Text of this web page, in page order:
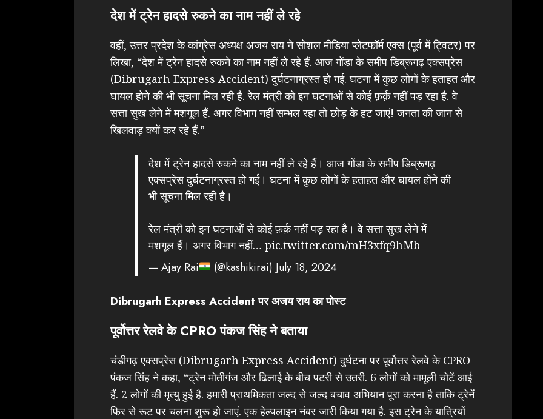
देश में ट्रेन हादसे रुकने का नाम नहीं ले रहे
वहीं, उत्तर प्रदेश के कांग्रेस अध्यक्ष अजय राय ने सोशल मीडिया प्लेटफॉर्म एक्स (पूर्व में ट्विटर) पर
लिखा, “देश में ट्रेन हादसे रुकने का नाम नहीं ले रहे हैं. आज गोंडा के समीप डिब्रूगढ़ एक्सप्रेस
(Dibrugarh Express Accident) दुर्घटनाग्रस्त हो गई. घटना में कुछ लोगों के हताहत और
घायल होने की भी सूचना मिल रही है. रेल मंत्री को इन घटनाओं से कोई फ़र्क़ नहीं पड़ रहा है. वे
सत्ता सुख लेने में मशगूल हैं. अगर विभाग नहीं सम्भल रहा तो छोड़ के हट जाएं! जनता की जान से
खिलवाड़ क्यों कर रहे हैं.”
देश में ट्रेन हादसे रुकने का नाम नहीं ले रहे हैं। आज गोंडा के समीप डिब्रूगढ़
एक्सप्रेस दुर्घटनाग्रस्त हो गई। घटना में कुछ लोगों के हताहत और घायल होने की
भी सूचना मिल रही है।
रेल मंत्री को इन घटनाओं से कोई फ़र्क़ नहीं पड़ रहा है। वे सत्ता सुख लेने में
मशगूल हैं। अगर विभाग नहीं… pic.twitter.com/mH3xfq9hMb
— Ajay Rai (@kashikirai) July 18, 2024
Dibrugarh Express Accident पर अजय राय का पोस्ट
पूर्वोत्तर रेलवे के CPRO पंकज सिंह ने बताया
चंडीगढ़ एक्सप्रेस (Dibrugarh Express Accident) दुर्घटना पर पूर्वोत्तर रेलवे के CPRO
पंकज सिंह ने कहा, “ट्रेन मोतीगंज और ढिलाई के बीच पटरी से उतरी. 6 लोगों को मामूली चोटें आई
हैं. 2 लोगों की मृत्यु हुई है. हमारी प्राथमिकता जल्द से जल्द बचाव अभियान पूरा करना है ताकि ट्रेनें
फिर से रूट पर चलना शुरू हो जाएं. एक हेल्पलाइन नंबर जारी किया गया है. इस ट्रेन के यात्रियों